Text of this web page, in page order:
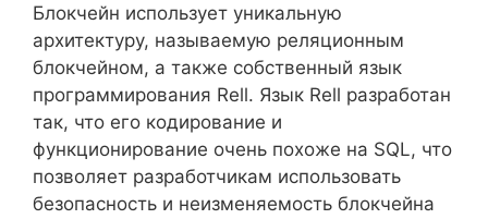
Блокчейн использует уникальную
архитектуру, называемую реляционным
блокчейном, а также собственный язык
программирования Rell. Язык Rell разработан
так, что его кодирование и
функционирование очень похоже на SQL, что
позволяет разработчикам использовать
безопасность и неизменяемость блокчейна